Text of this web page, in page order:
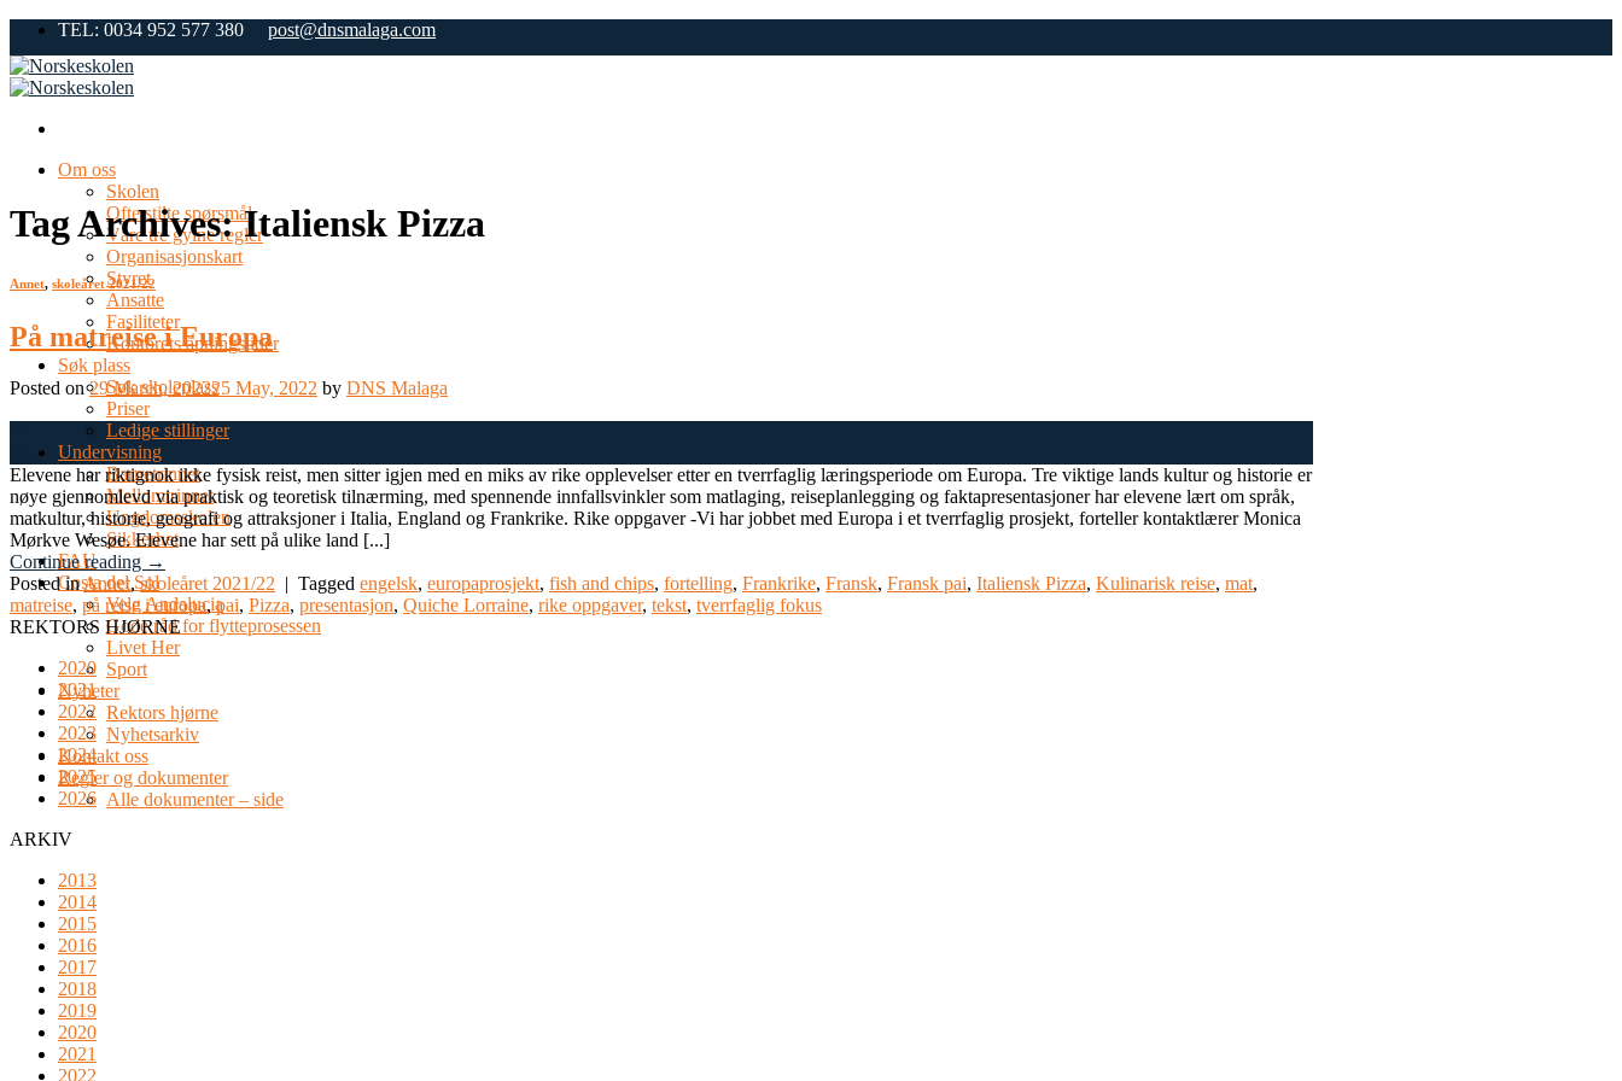
Skip
content
TEL: 0034 952 577 380 post@dnsmalaga.com
Om oss
Skolen
Ofte stilte spørsmål
Våre tre gylne regler
Organisasjonskart
Styret
Ansatte
Fasiliteter
Kontorets åpningstider
Søk plass
Søk skoleplass
Priser
Ledige stillinger
Undervisning
Barnetrinnet
Mellomtrinnet
Ungdomsskolen
Sikkerhet
FAU
Costa del Sol
Velg Andalucia
Gode råd for flytteprosessen
Livet Her
Sport
Nyheter
Rektors hjørne
Nyhetsarkiv
Kontakt oss
Regler og dokumenter
Alle dokumenter – side
Tag Archives:Italiensk Pizza
Annet, skoleåret 2021/22
På matreise i Europa
Posted on29 March, 202225 May, 2022 by DNS Malaga
Mar
Elevene har riktignok ikke fysisk reist, men sitter igjen med en miks av rike opplevelser etter en tverrfaglig læringsperiode om Europa. Tre viktige lands kultur og historie er
nøye gjennomlevd via praktisk og teoretisk tilnærming, med spennende innfallsvinkler som matlaging, reiseplanlegging og faktapresentasjoner har elevene lært om språk,
matkultur, historie, geografi og attraksjoner i Italia, England og Frankrike. Rike oppgaver -Vi har jobbet med Europa i et tverrfaglig prosjekt, forteller kontaktlærer Monica
Mørkve Wesøe. Elevene har sett på ulike land [...]
Continue reading →
Posted inAnnet,skoleåret 2021/22 | Tagged engelsk, europaprosjekt, fish and chips, fortelling, Frankrike, Fransk, Fransk pai, Italiensk Pizza, Kulinarisk reise, mat,
matreise, på reise i europa,pai, Pizza, presentasjon, Quiche Lorraine, rike oppgaver, tekst, tverrfaglig fokus
REKTORS HJØRNE
2020
2021
2022
2023
2024
2025
2026
ARKIV
2013
2014
2015
2016
2017
2018
2019
2020
2021
2022